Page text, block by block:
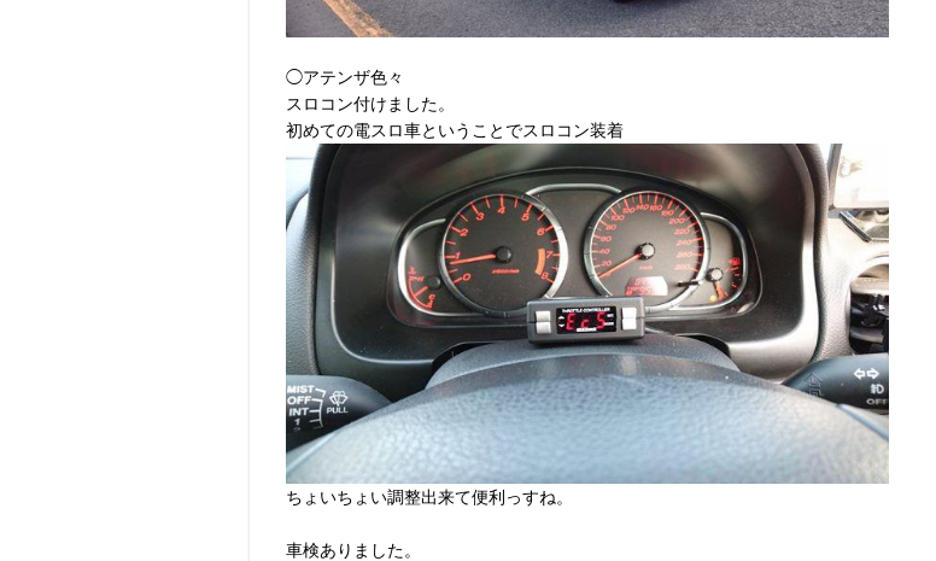
◯アテンザ色々
スロコン付けました。
初めての電スロ車ということでスロコン装着
ちょいちょい調整出来て便利っすね。
車検ありました。